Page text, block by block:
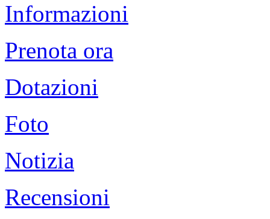
Informazioni
Prenota ora
Dotazioni
Foto
Notizia
Recensioni